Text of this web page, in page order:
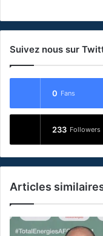
Suivez nous sur
0 Fans
233 Followers
Articles